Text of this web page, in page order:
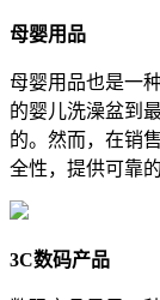
母婴用品
母婴用品也是一
的婴儿洗澡盆到
的。然而，在销
全性，提供可靠
3C数码产品